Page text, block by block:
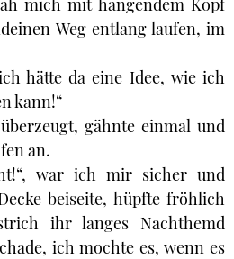
mich mit hängendem Kopf
Weg entlang laufen, im
hätte da eine Idee, wie ich
kann!“
gähnte einmal und
an.
war ich mir sicher und
beiseite, hüpfte fröhlich
ihr langes Nachthemd
ich mochte es, wenn es